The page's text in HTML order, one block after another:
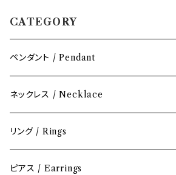
CATEGORY
ペンダント / Pendant
ネックレス / Necklace
リング / Rings
ピアス / Earrings